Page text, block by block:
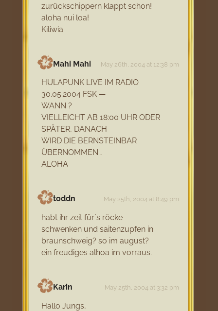
zurückschippern klappt schon!
aloha nui loa!
Kiliwia
Mahi Mahi May 26th, 2004 at 12:38 pm
HULAPUNK LIVE IM RADIO
30.05.2004 FSK —
WANN ?
VIELLEICHT AB 18:00 UHR ODER
SPÄTER, DANACH
WIRD DIE BERNSTEINBAR
ÜBERNOMMEN…
ALOHA
toddn May 25th, 2004 at 8:49 pm
habt ihr zeit für´s röcke
schwenken und saitenzupfen in
braunschweig? so im august?
ein freudiges alhoa im vorraus.
Karin May 25th, 2004 at 3:32 pm
Hallo Jungs,